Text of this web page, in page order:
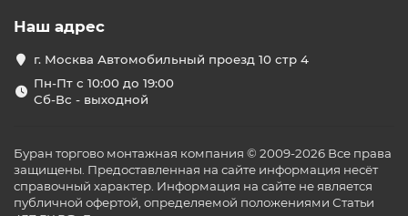
Наш адрес
г. Москва Автомобильный проезд 10 стр 4
Пн-Пт с 10:00 до 19:00
Сб-Вс - выходной
Буран торгово монтажная компания © 2009-2026 Все права
защищены. Предоставленная на сайте информация несёт
справочный характер. Информация на сайте не является
публичной офертой, определяемой положениями Статьи